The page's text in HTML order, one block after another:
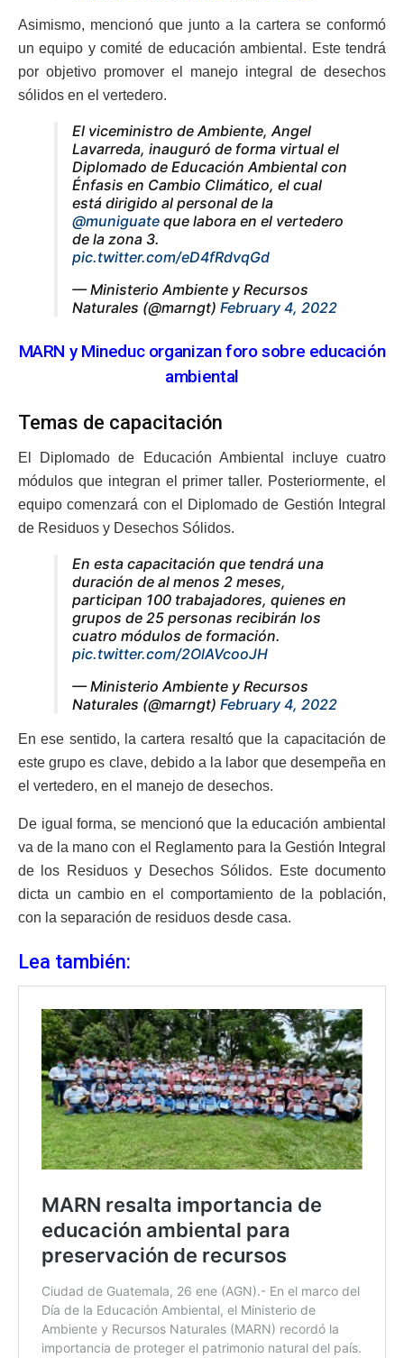
Asimismo, mencionó que junto a la cartera se conformó
un equipo y comité de educación ambiental. Este tendrá
por objetivo promover el manejo integral de desechos
sólidos en el vertedero.
El viceministro de Ambiente, Angel
Lavarreda, inauguró de forma virtual el
Diplomado de Educación Ambiental con
Énfasis en Cambio Climático, el cual
está dirigido al personal de la
@muniguate que labora en el vertedero
de la zona 3.
pic.twitter.com/eD4fRdvqGd
— Ministerio Ambiente y Recursos
Naturales (@marngt) February 4, 2022
MARN y Mineduc organizan foro sobre educación
ambiental
Temas de capacitación
El Diplomado de Educación Ambiental incluye cuatro
módulos que integran el primer taller. Posteriormente, el
equipo comenzará con el Diplomado de Gestión Integral
de Residuos y Desechos Sólidos.
En esta capacitación que tendrá una
duración de al menos 2 meses,
participan 100 trabajadores, quienes en
grupos de 25 personas recibirán los
cuatro módulos de formación.
pic.twitter.com/2OlAVcooJH
— Ministerio Ambiente y Recursos
Naturales (@marngt) February 4, 2022
En ese sentido, la cartera resaltó que la capacitación de
este grupo es clave, debido a la labor que desempeña en
el vertedero, en el manejo de desechos.
De igual forma, se mencionó que la educación ambiental
va de la mano con el Reglamento para la Gestión Integral
de los Residuos y Desechos Sólidos. Este documento
dicta un cambio en el comportamiento de la población,
con la separación de residuos desde casa.
Lea también: